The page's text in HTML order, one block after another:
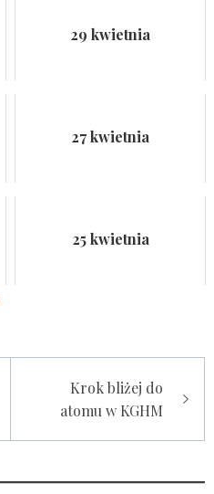
29 kwietnia
27 kwietnia
25 kwietnia
Krok bliżej do
atomu w KGHM